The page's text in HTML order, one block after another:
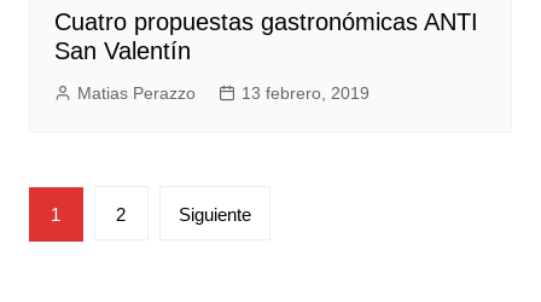
Cuatro propuestas gastronómicas ANTI
San Valentín
Matias Perazzo 13 febrero, 2019
Paginación
de
1 2 Siguiente